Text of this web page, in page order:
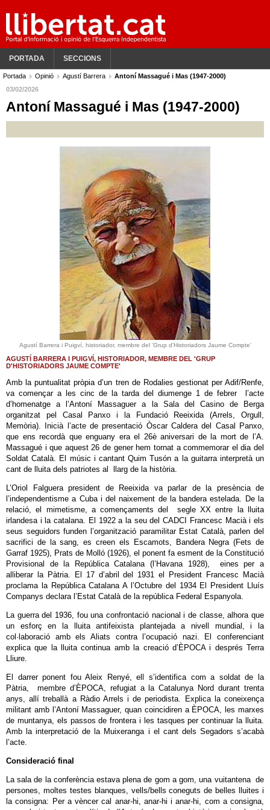
PORTADA SECCIONS
Portada Opinió Agustí Barrera
Antoní Massagué i Mas (1947-2000)
03/02/2026
Antoní Massagué i Mas (1947-2000)
Agustí Barrera i Puigví, historiador, membre del 'Grup d'Historiadors Jaume Compte'
AGUSTÍ BARRERA I PUIGVÍ, HISTORIADOR, MEMBRE DEL 'GRUP
D'HISTORIADORS JAUME COMPTE'
Amb la puntualitat pròpia d’un tren de Rodalies gestionat per Adif/Renfe,
va començar a les cinc de la tarda del diumenge 1 de febrer l’acte
d’homenatge a l’Antoní Massaguer a la Sala del Casino de Berga
organitzat pel Casal Panxo i la Fundació Reeixida (Arrels, Orgull,
Memòria). Inicià l’acte de presentació Òscar Caldera del Casal Panxo,
que ens recordà que enguany era el 26è aniversari de la mort de l’A.
Massagué i que aquest 26 de gener hem tornat a commemorar el dia del
Soldat Català. El músic i cantant Quim Tusón a la guitarra interpretà un
cant de lluita dels patriotes al llarg de la història.
L’Oriol Falguera president de Reeixida va parlar de la presència de
l’independentisme a Cuba i del naixement de la bandera estelada. De la
relació, el mimetisme, a començaments del segle XX entre la lluita
irlandesa i la catalana. El 1922 a la seu del CADCI Francesc Macià i els
seus seguidors funden l’organització paramilitar Estat Català, parlen del
sacrifici de la sang, es creen els Escamots, Bandera Negra (Fets de
Garraf 1925), Prats de Molló (1926), el ponent fa esment de la Constitució
Provisional de la República Catalana (l’Havana 1928), eines per a
alliberar la Pàtria. El 17 d’abril del 1931 el President Francesc Macià
proclama la República Catalana A l’Octubre del 1934 El President Lluís
Companys declara l’Estat Català de la república Federal Espanyola.
La guerra del 1936, fou una confrontació nacional i de classe, alhora que
un esforç en la lluita antifeixista plantejada a nivell mundial, i la
col·laboració amb els Aliats contra l’ocupació nazi. El conferenciant
explica que la lluita continua amb la creació d’ÈPOCA i després Terra
Lliure.
El darrer ponent fou Aleix Renyé, ell s’identifica com a soldat de la
Pàtria, membre d’ÈPOCA, refugiat a la Catalunya Nord durant trenta
anys, allí treballà a Ràdio Arrels i de periodista. Explica la coneixença
militant amb l’Antoní Massaguer, quan coincidiren a ÈPOCA, les marxes
de muntanya, els passos de frontera i les tasques per continuar la lluita.
Amb la interpretació de la Muixeranga i el cant dels Segadors s’acabà
l’acte.
Consideració final
La sala de la conferència estava plena de gom a gom, una vuitantena de
persones, moltes testes blanques, vells/bells coneguts de belles lluites i
la consigna: Per a vèncer cal anar-hi, anar-hi i anar-hi, com a consigna,